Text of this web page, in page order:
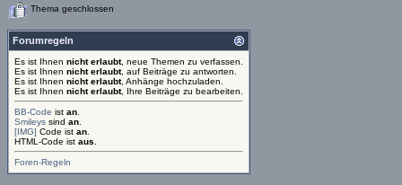
Thema geschlossen
Forumregeln
Es ist Ihnen nicht erlaubt, neue Themen zu verfassen.
Es ist Ihnen nicht erlaubt, auf Beiträge zu antworten.
Es ist Ihnen nicht erlaubt, Anhänge hochzuladen.
Es ist Ihnen nicht erlaubt, Ihre Beiträge zu bearbeiten.
BB-Code ist an
Smileys sind an
[IMG] Code ist an
HTML-Code ist aus
Foren-Regeln